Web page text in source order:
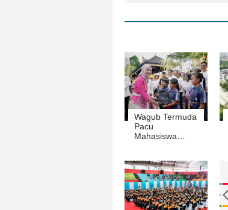
Wagub Termuda
Pacu
Mahasiswa
Kemajuan
Bangsa